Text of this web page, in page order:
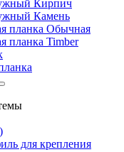
Кирпич
Камень
планка Обычная
планка Timber
для крепления